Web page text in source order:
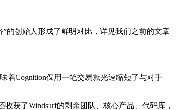
的创始人形成了鲜明对比，详见我们之前的文章
着Cognition仅用一笔交易就光速缩短了与对手
获了Windsurf的剩余团队、核心产品、代码库，